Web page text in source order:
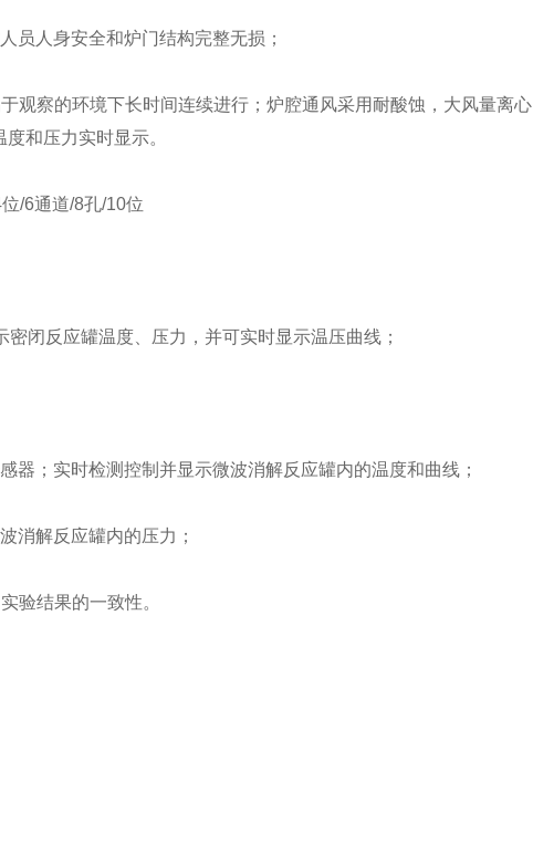
员人身安全和炉门结构完整无损；
观察的环境下长时间连续进行；炉腔通风采用耐酸蚀，大风量离心
和压力实时显示。
闭反应罐温度、压力，并可实时显示温压曲线；
；实时检测控制并显示微波消解反应罐内的温度和曲线；
消解反应罐内的压力；
验结果的一致性。